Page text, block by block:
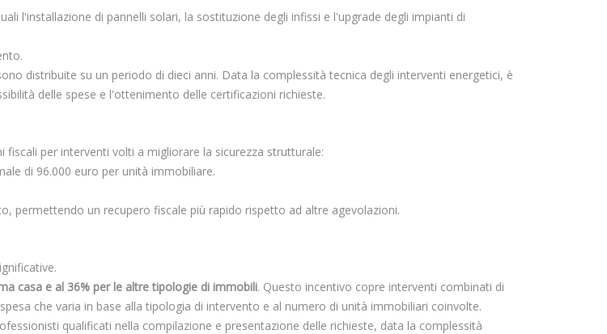
l'installazione di pannelli solari, la sostituzione degli infissi e l'upgrade degli impianti di
distribuite su un periodo di dieci anni. Data la complessità tecnica degli interventi energetici, è
delle spese e l'ottenimento delle certificazioni richieste.
per interventi volti a migliorare la sicurezza strutturale:
di 96.000 euro per unità immobiliare.
permettendo un recupero fiscale più rapido rispetto ad altre agevolazioni.
casa e al 36% per le altre tipologie di immobili. Questo incentivo copre interventi combinati di
che varia in base alla tipologia di intervento e al numero di unità immobiliari coinvolte.
qualificati nella compilazione e presentazione delle richieste, data la complessità